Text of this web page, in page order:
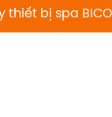
thiết bị spa BICO